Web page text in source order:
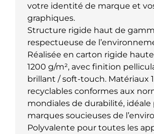
votre identité de marque et
graphiques.
Structure rigide haut de
respectueuse de
Réalisée en carton rigide
1200 g/m², avec finition
brillant / soft-touch. Matériaux
recyclables conformes aux
mondiales de durabilité, idéale
marques soucieuses de
Polyvalente pour toutes les